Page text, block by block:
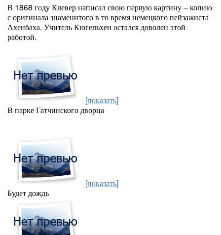
В 1868 году Клевер написал свою первую картину – копию
с оригинала знаменитого в то время немецкого пейзажиста
Ахенбаха. Учитель Кюгельхен остался доволен этой
работой.
[показать]
В парке Гатчинского дворца
[показать]
Будет дождь